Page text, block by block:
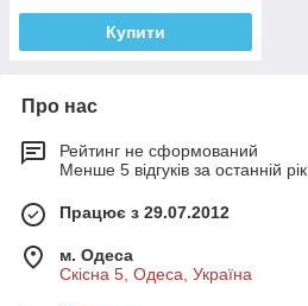
Купити
Про нас
Рейтинг не сформований
Менше 5 відгуків за останній рік
Працює з 29.07.2012
м. Одеса
Скісна 5, Одеса, Україна